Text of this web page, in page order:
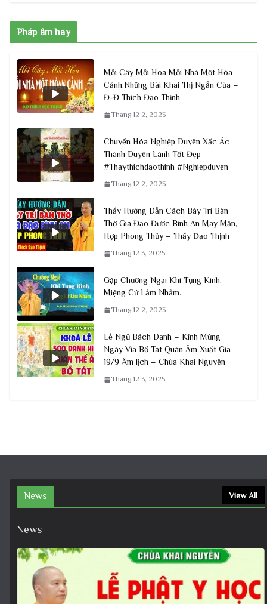
Pháp âm hay
Mỗi Cây Mỗi Hoa Mỗi Nhà Một Hòa
Cảnh.Những Bài Khai Thị Ngắn Của –
Đ-Đ Thích Đạo Thịnh
Tháng 12 2, 2025
Chuyển Hóa Nghiệp Duyên Xấc Ác
Thành Duyên Lành Tốt Đẹp
#Thaythichdaothinh #Nghiepduyen
Tháng 12 2, 2025
Thầy Hướng Dẫn Cách Bày Trí Bàn
Thờ Gia Đạo Được Bình An May Mắn,
Hợp Phong Thủy – Thầy Đạo Thịnh
Tháng 12 3, 2025
Gặp Chướng Ngại Khi Tụng Kinh.
Miệng Cứ Lảm Nhảm.
Tháng 12 2, 2025
Lễ Ngũ Bách Danh – Kính Mừng
Ngày Vía Bồ Tát Quán Âm Xuất Gia
19/9 Âm lịch – Chùa Khai Nguyên
Tháng 12 3, 2025
News View All
News